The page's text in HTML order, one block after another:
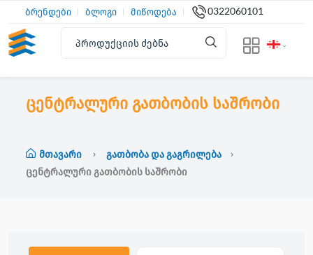
ბრენდები ბლოგი მიწოდება 0322060101
ცენტრალური გათბობის საშრობი
Მთავარი
Გათბობა Და Გაგრილება
Ცენტრალური Გათბობის Საშრობი